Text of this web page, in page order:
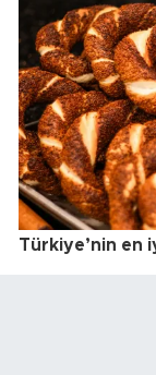
Türkiye’nin en